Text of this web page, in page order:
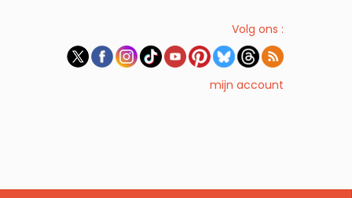
Volg ons :
mijn account